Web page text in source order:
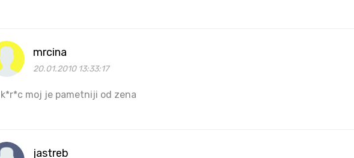
mrcina
20.01.2010 13:33:17
k*r*c moj je pametniji od zena
jastreb